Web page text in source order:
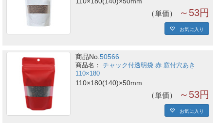
単価 ～53円
お気に入り
商品No.50566
チャック付透明袋 赤 窓付穴あき
110×180
110×180(140)×50mm
単価 ～53円
お気に入り